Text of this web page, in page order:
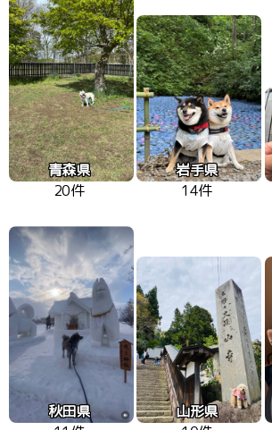
青森県
20件
岩手県
14件
秋田県
山形県